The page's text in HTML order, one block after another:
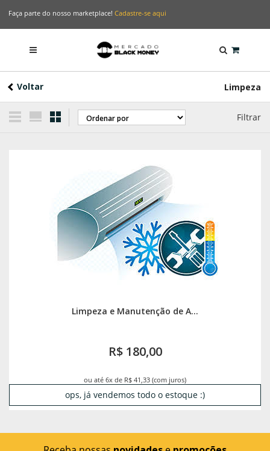
Faça parte do nosso marketplace! Cadastre-se aqui
Voltar Limpeza
Filtrar
Limpeza e Manutenção de A...
R$ 180,00
ou até 6x de R$ 41,33 (com juros)
ops, já vendemos todo o estoque :)